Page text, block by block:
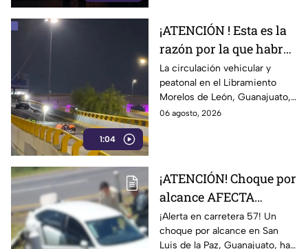
1:04
¡ATENCIÓN ! Esta es la
razón por la que habrá
CIERRES en
Libramiento Morelos
de León durante al
menos 15 días
La circulación vehicular y
peatonal en el Libramiento
Morelos de León, Guanajuato,
presenta afectaciones por
06 agosto, 2026
¡ATENCIÓN! Choque por
alcance AFECTA
TRÁFICO carretera 57,
en Guanajuato; auto
¡Alerta en carretera 57! Un
choque por alcance en San
Luis de la Paz, Guanajuato, ha